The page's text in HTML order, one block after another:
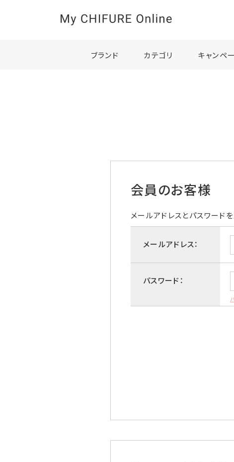
ブランド カテゴリ キャンペ
会員のお客様
メールアドレスとパスワード
メールアドレス：
パスワード：